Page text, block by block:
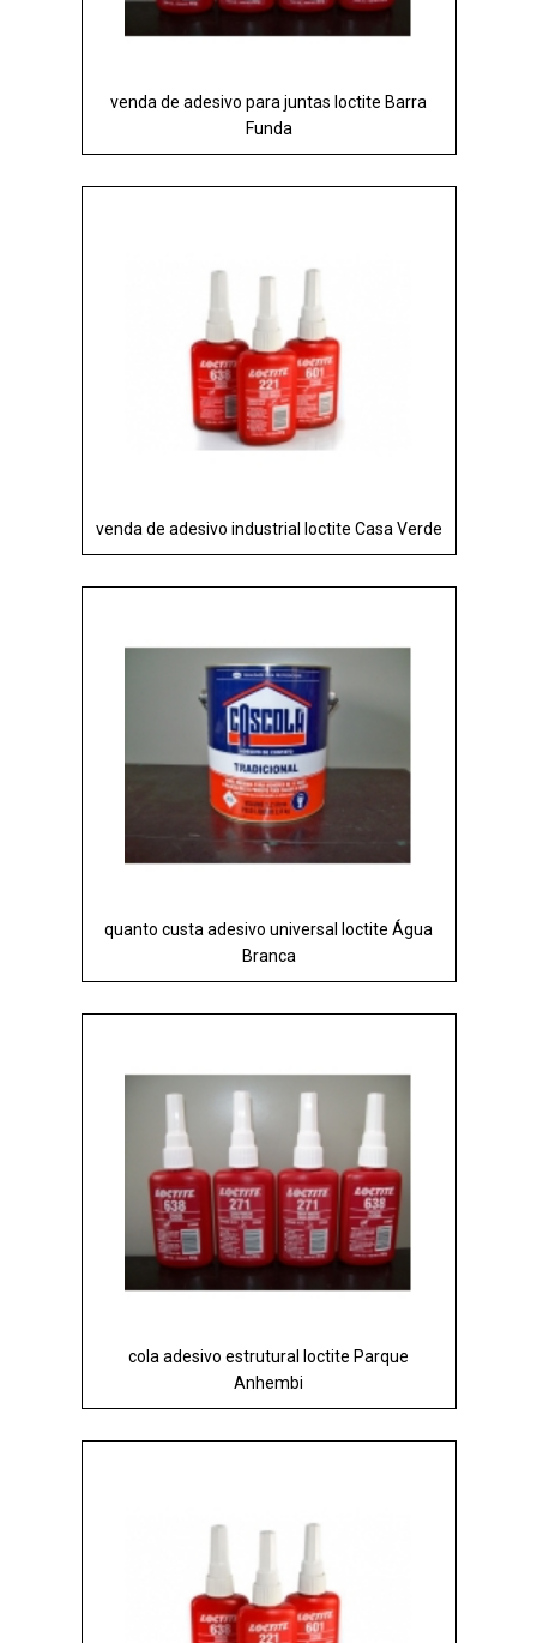
venda de adesivo para juntas loctite Barra
Funda
venda de adesivo industrial loctite Casa Verde
quanto custa adesivo universal loctite Água
Branca
cola adesivo estrutural loctite Parque
Anhembi